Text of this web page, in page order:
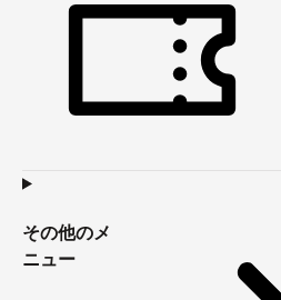
その他のメ
ニュー